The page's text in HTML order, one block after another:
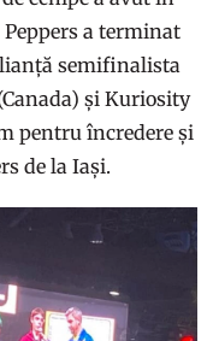
a terminat
semifinalista
și Kuriosity
pentru încredere și
de la Iași.